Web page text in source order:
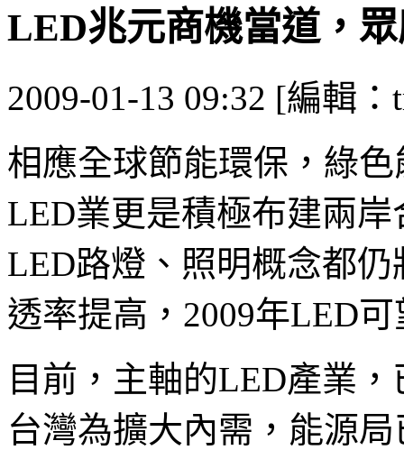
LED兆元商機當道，
2009-01-13 09:32 [編輯：
相應全球節能環保，綠
LED業更是積極布建兩
LED路燈、照明概念都
透率提高，2009年LED
目前，主軸的LED產業
台灣為擴大內需，能源